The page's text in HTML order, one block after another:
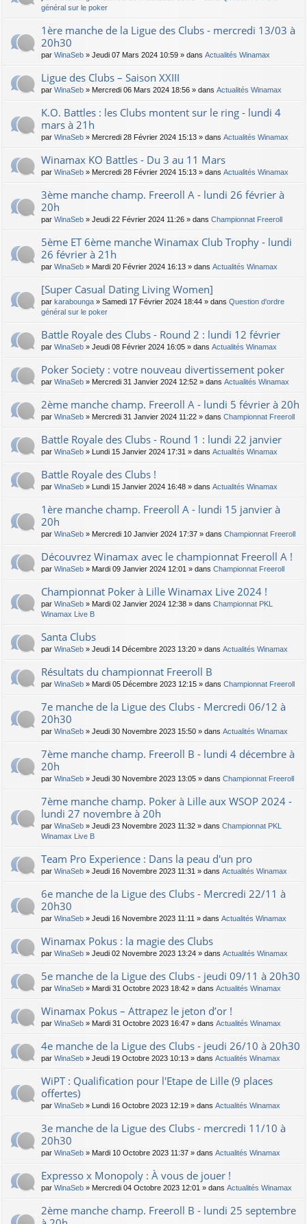
général sur le poker
1ère manche de la Ligue des Clubs - mercredi 13/03 à
20h30
par WinaSeb » Jeudi 07 Mars 2024 10:59 » dans Actualités Winamax
Ligue des Clubs – Saison XXIII
par WinaSeb » Mercredi 06 Mars 2024 18:56 » dans Actualités Winamax
K.O. Battles : les Clubs montent sur le ring - lundi 4
mars à 21h
par WinaSeb » Mercredi 28 Février 2024 15:13 » dans Actualités Winamax
Winamax KO Battles - Du 3 au 11 Mars
par WinaSeb » Mercredi 28 Février 2024 15:13 » dans Actualités Winamax
3ème manche champ. Freeroll A - lundi 26 février à
20h
par WinaSeb » Jeudi 22 Février 2024 11:26 » dans Championnat Freeroll
5ème ET 6ème manche Winamax Club Trophy - lundi
26 février à 21h
par WinaSeb » Mardi 20 Février 2024 16:13 » dans Actualités Winamax
[Super Сasual Dating Living Women]
par karabounga » Samedi 17 Février 2024 18:44 » dans Question d'ordre
général sur le poker
Battle Royale des Clubs - Round 2 : lundi 12 février
par WinaSeb » Jeudi 08 Février 2024 16:05 » dans Actualités Winamax
Poker Society : votre nouveau divertissement poker
par WinaSeb » Mercredi 31 Janvier 2024 12:52 » dans Actualités Winamax
2ème manche champ. Freeroll A - lundi 5 février à 20h
par WinaSeb » Mercredi 31 Janvier 2024 11:22 » dans Championnat Freeroll
Battle Royale des Clubs - Round 1 : lundi 22 janvier
par WinaSeb » Lundi 15 Janvier 2024 17:31 » dans Actualités Winamax
Battle Royale des Clubs !
par WinaSeb » Lundi 15 Janvier 2024 16:48 » dans Actualités Winamax
1ère manche champ. Freeroll A - lundi 15 janvier à
20h
par WinaSeb » Mercredi 10 Janvier 2024 17:37 » dans Championnat Freeroll
Découvrez Winamax avec le championnat Freeroll A !
par WinaSeb » Mardi 09 Janvier 2024 12:01 » dans Championnat Freeroll
Championnat Poker à Lille Winamax Live 2024 !
par WinaSeb » Mardi 02 Janvier 2024 12:38 » dans Championnat PKL
Winamax Live B
Santa Clubs
par WinaSeb » Jeudi 14 Décembre 2023 13:20 » dans Actualités Winamax
Résultats du championnat Freeroll B
par WinaSeb » Mardi 05 Décembre 2023 12:15 » dans Championnat Freeroll
7e manche de la Ligue des Clubs - Mercredi 06/12 à
20h30
par WinaSeb » Jeudi 30 Novembre 2023 15:50 » dans Actualités Winamax
7ème manche champ. Freeroll B - lundi 4 décembre à
20h
par WinaSeb » Jeudi 30 Novembre 2023 13:05 » dans Championnat Freeroll
7ème manche champ. Poker à Lille aux WSOP 2024 -
lundi 27 novembre à 20h
par WinaSeb » Jeudi 23 Novembre 2023 11:32 » dans Championnat PKL
Winamax Live B
Team Pro Experience : Dans la peau d'un pro
par WinaSeb » Jeudi 16 Novembre 2023 11:31 » dans Actualités Winamax
6e manche de la Ligue des Clubs - Mercredi 22/11 à
20h30
par WinaSeb » Jeudi 16 Novembre 2023 11:11 » dans Actualités Winamax
Winamax Pokus : la magie des Clubs
par WinaSeb » Jeudi 02 Novembre 2023 13:24 » dans Actualités Winamax
5e manche de la Ligue des Clubs - jeudi 09/11 à 20h30
par WinaSeb » Mardi 31 Octobre 2023 18:42 » dans Actualités Winamax
Winamax Pokus – Attrapez le jeton d’or !
par WinaSeb » Mardi 31 Octobre 2023 16:47 » dans Actualités Winamax
4e manche de la Ligue des Clubs - jeudi 26/10 à 20h30
par WinaSeb » Jeudi 19 Octobre 2023 10:13 » dans Actualités Winamax
WiPT : Qualification pour l'Etape de Lille (9 places
offertes)
par WinaSeb » Lundi 16 Octobre 2023 12:19 » dans Actualités Winamax
3e manche de la Ligue des Clubs - mercredi 11/10 à
20h30
par WinaSeb » Mardi 10 Octobre 2023 11:37 » dans Actualités Winamax
Expresso x Monopoly : À vous de jouer !
par WinaSeb » Mercredi 04 Octobre 2023 12:01 » dans Actualités Winamax
2ème manche champ. Freeroll B - lundi 25 septembre